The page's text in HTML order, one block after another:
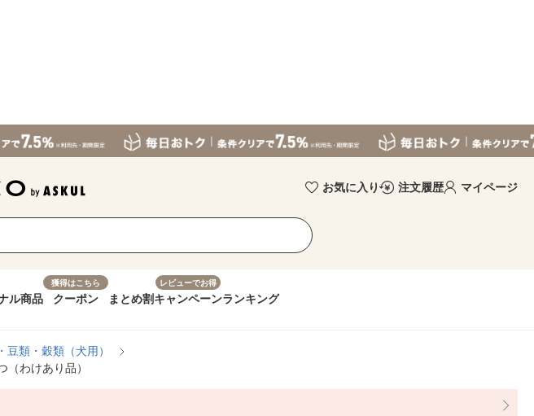
お気に入り 注文履歴 マイページ
ル商品
獲得はこちら
クーポン まとめ割
レビューでお得
キャンペーンランキング
豆類・穀類（犬用）
わけあり品）